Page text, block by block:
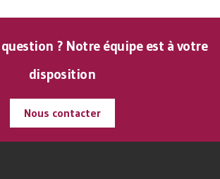
question ? Notre équipe est à votre
disposition
Nous contacter